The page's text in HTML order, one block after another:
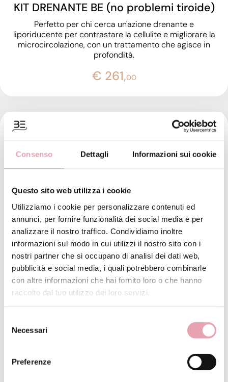
Consenso Dettagli Informazioni sui cookie
Questo sito web utilizza i cookie
Utilizziamo i cookie per personalizzare contenuti ed
annunci, per fornire funzionalità dei social media e per
analizzare il nostro traffico. Condividiamo inoltre
informazioni sul modo in cui utilizzi il nostro sito con i
nostri partner che si occupano di analisi dei dati web,
pubblicità e social media, i quali potrebbero combinarle
con altre informazioni che hai fornito loro o che hanno
raccolto dal tuo utilizzo dei loro servizi.
delNecessari
Preferenze
KIT DRENANTE BE (no problemi tiroide)
Perfetto per chi cerca un'azione drenante e
liporiducente per contrastare la cellulite e migliorare la
microcircolazione, con un trattamento che agisce in
profondità.
€ 261,00
KIT DRENANTE BE (per chi ha problemi